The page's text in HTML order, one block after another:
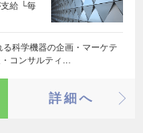
支給 └毎
科学機器の企画・マーケテ
・コンサルティ…
詳細へ